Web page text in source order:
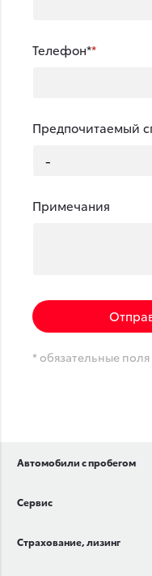
Телефон*
Предпочитаемый
Примечания
* обязательные поля
Автомобили с пробегом
Сервис
Страхование, лизинг